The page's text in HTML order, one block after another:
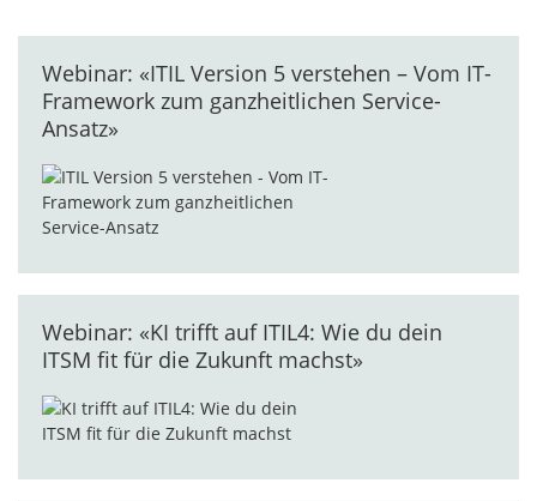
Webinar: «ITIL Version 5 verstehen – Vom IT-
Framework zum ganzheitlichen Service-
Ansatz»
Webinar: «KI trifft auf ITIL4: Wie du dein
ITSM fit für die Zukunft machst»